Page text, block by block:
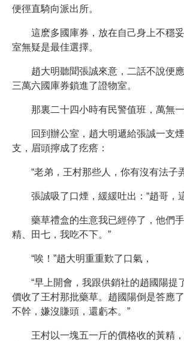
便徑直騎向派出所。
這麽多國庫券，放在自己身上不穩
室無疑是最佳選擇。
趙大明聽聞張誠來意，二話不說便
三萬六國庫券鎖進了證物室。
那裏二十四小時有民警值班，萬無一
回到辦公室，趙大明遞給張誠一支
支，眉頭擰成了疙瘩：
“老弟，王村那些人，你有沒有法子
張誠吸了口煙，緩緩吐出：“趙哥，
藥草禮盒的生意我已經停了，他們
精、田七，我吃不下。”
“唉！”趙大明重重歎了口氣，
“早上開會，我跟供銷社的趙國陽提
價收了王村那批藥草。趙國陽倒是答應
不幹，嫌沒賺頭，還虧本。”
王村以一塊五一斤的價格收的黃精